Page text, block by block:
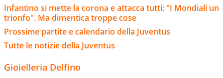
Infantino si mette la corona e attacca tutti: "I Mondiali un
trionfo". Ma dimentica troppe cose
Prossime partite e calendario della Juventus
Tutte le notizie della Juventus
Gioielleria Delfino